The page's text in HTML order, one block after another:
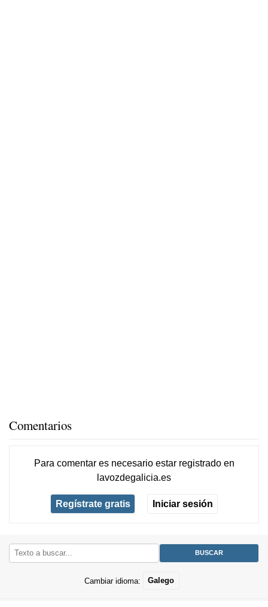
Comentarios
Para comentar es necesario estar registradoen
lavozdegalicia.es
Regístrate gratis Iniciar sesión
Cambiar idioma: Galego